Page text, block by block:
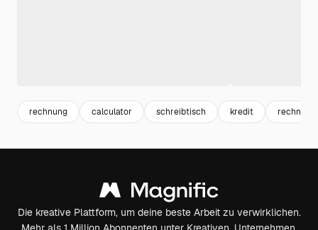
rechnung calculator schreibtisch kredit rechner
Die kreative Plattform, um deine beste Arbeit zu verwirklichen.